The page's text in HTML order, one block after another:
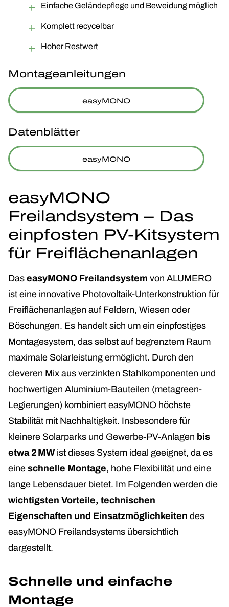
Einfache Geländepflege und Beweidung möglich
Komplett recycelbar
Hoher Restwert
Montageanleitungen
easyMONO
Datenblätter
easyMONO
easyMONO
Freilandsystem – Das
einpfosten PV-Kitsystem
für Freiflächenanlagen
Das easyMONO Freilandsystem von ALUMERO
ist eine innovative Photovoltaik-Unterkonstruktion für
Freiflächenanlagen auf Feldern, Wiesen oder
Böschungen. Es handelt sich um ein einpfostiges
Montagesystem, das selbst auf begrenztem Raum
maximale Solarleistung ermöglicht. Durch den
cleveren Mix aus verzinkten Stahlkomponenten und
hochwertigen Aluminium-Bauteilen (metagreen-
Legierungen) kombiniert easyMONO höchste
Stabilität mit Nachhaltigkeit. Insbesondere für
kleinere Solarparks und Gewerbe-PV-Anlagen bis
etwa 2 MW ist dieses System ideal geeignet, da es
eine schnelle Montage, hohe Flexibilität und eine
lange Lebensdauer bietet. Im Folgenden werden die
wichtigsten Vorteile, technischen
Eigenschaften und Einsatzmöglichkeiten des
easyMONO Freilandsystems übersichtlich
dargestellt.
Schnelle und einfache
Montage